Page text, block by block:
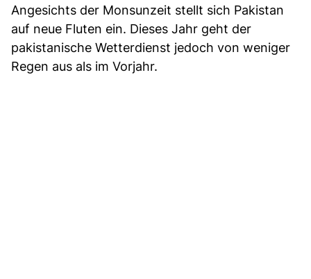
Angesichts der Monsunzeit stellt sich Pakistan
auf neue Fluten ein. Dieses Jahr geht der
pakistanische Wetterdienst jedoch von weniger
Regen aus als im Vorjahr.